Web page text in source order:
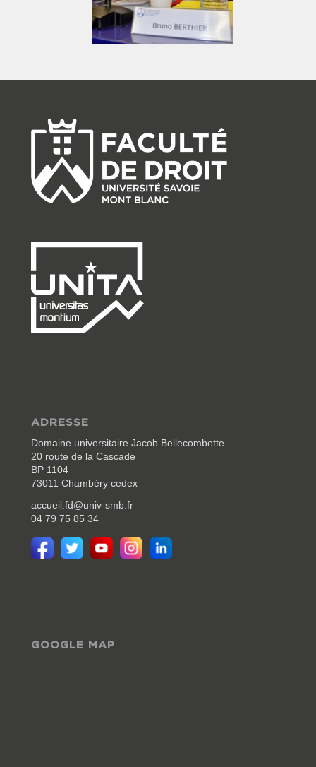
ADRESSE
Domaine universitaire Jacob Bellecombette
20 route de la Cascade
BP 1104
73011 Chambéry cedex
accueil.fd@univ-smb.fr
04 79 75 85 34
GOOGLE MAP